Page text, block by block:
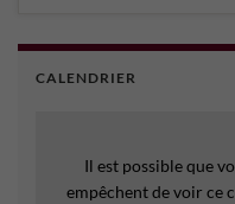
CALENDRIER
Il est possible que
empêchent de voir ce